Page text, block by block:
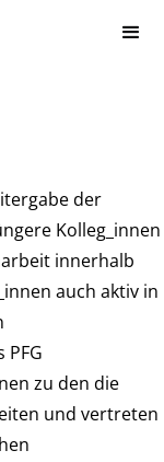
der
Kolleg_innen
innerhalb
auch aktiv in
zu den die
und vertreten